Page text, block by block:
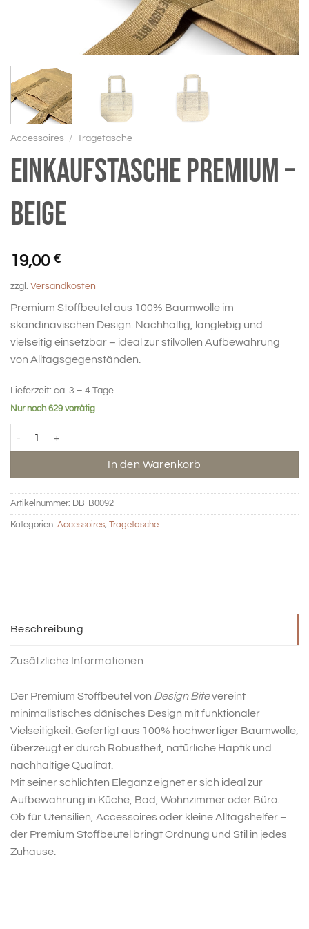
Accessoires / Tragetasche
Einkaufstasche Premium –
Beige
19,00 €
zzgl. Versandkosten
Premium Stoffbeutel aus 100% Baumwolle im
skandinavischen Design. Nachhaltig, langlebig und
vielseitig einsetzbar – ideal zur stilvollen Aufbewahrung
von Alltagsgegenständen.
Lieferzeit: ca. 3 – 4 Tage
Nur noch 629 vorrätig
In den Warenkorb
Artikelnummer: DB-B0092
Kategorien: Accessoires, Tragetasche
Beschreibung
Zusätzliche Informationen
Der Premium Stoffbeutel von Design Bitevereint
minimalistisches dänisches Design mit funktionaler
Vielseitigkeit. Gefertigt aus 100% hochwertiger Baumwolle,
überzeugt er durch Robustheit, natürliche Haptik und
nachhaltige Qualität.
Mit seiner schlichten Eleganz eignet er sich ideal zur
Aufbewahrung in Küche, Bad, Wohnzimmer oder Büro.
Ob für Utensilien, Accessoires oder kleine Alltagshelfer –
der Premium Stoffbeutel bringt Ordnung und Stil in jedes
Zuhause.